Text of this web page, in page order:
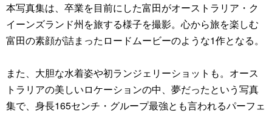
本写真集は、卒業を目前にした富田がオーストラリア・ク
イーンズランド州を旅する様子を撮影。心から旅を楽しむ
富田の素顔が詰まったロードムービーのような1作となる。
また、大胆な水着姿や初ランジェリーショットも。オース
トラリアの美しいロケーションの中、夢だったという写真
集で、身長165センチ・グループ最強とも言われるパーフェ